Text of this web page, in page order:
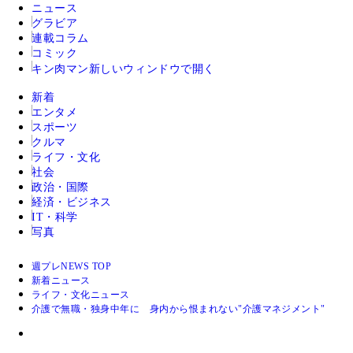
ニュース
グラビア
連載コラム
コミック
キン肉マン 新しいウィンドウで開く
新着
エンタメ
スポーツ
クルマ
ライフ・文化
社会
政治・国際
経済・ビジネス
IT・科学
写真
週プレNEWS TOP
新着ニュース
ライフ・文化ニュース
介護で無職・独身中年に 身内から恨まれない"介護マネジメント"